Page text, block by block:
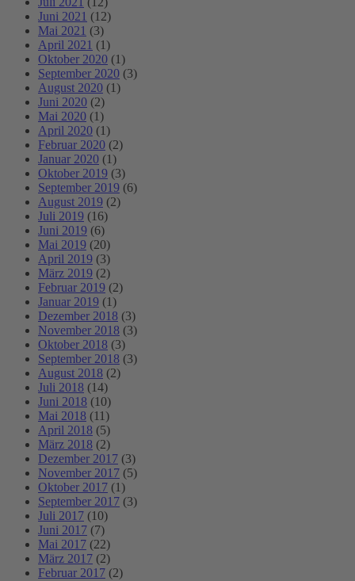
Juni 2021 (12)
Mai 2021 (3)
April 2021 (1)
Oktober 2020 (1)
September 2020 (3)
August 2020 (1)
Juni 2020 (2)
Mai 2020 (1)
April 2020 (1)
Februar 2020 (2)
Januar 2020 (1)
Oktober 2019 (3)
September 2019 (6)
August 2019 (2)
Juli 2019 (16)
Juni 2019 (6)
Mai 2019 (20)
April 2019 (3)
März 2019 (2)
Februar 2019 (2)
Januar 2019 (1)
Dezember 2018 (3)
November 2018 (3)
Oktober 2018 (3)
September 2018 (3)
August 2018 (2)
Juli 2018 (14)
Juni 2018 (10)
Mai 2018 (11)
April 2018 (5)
März 2018 (2)
Dezember 2017 (3)
November 2017 (5)
Oktober 2017 (1)
September 2017 (3)
Juli 2017 (10)
Juni 2017 (7)
Mai 2017 (22)
März 2017 (2)
Februar 2017 (2)